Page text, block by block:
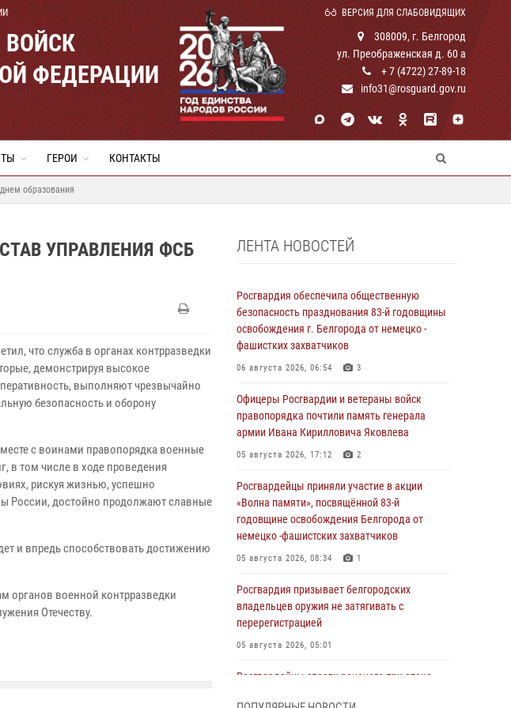
ВЕРСИЯ ДЛЯ СЛАБОВИДЯЩИХ
ФЕДЕРАЦИИ
308009, г. Белгород
ул. Преображенская д. 60 а
+ 7 (4722) 27-89-18
info31@rosguard.gov.ru
ГЕРОИ КОНТАКТЫ
образования
УПРАВЛЕНИЯ ФСБ
что служба в органах контрразведки
демонстрируя высокое
выполняют чрезвычайно
безопасность и оборону
с воинами правопорядка военные
в том числе в ходе проведения
рискуя жизнью, успешно
России, достойно продолжают славные
и впредь способствовать достижению
органов военной контрразведки
Отечеству.
ЛЕНТА НОВОСТЕЙ
Росгвардия обеспечила общественную
безопасность празднования 83-й годовщины
освобождения г. Белгорода от немецко -
фашистких захватчиков
06 августа 2026, 06:54 3
Офицеры Росгвардии и ветераны войск
правопорядка почтили память генерала
армии Ивана Кирилловича Яковлева
05 августа 2026, 17:12 2
Росгвардейцы приняли участие в акции
«Волна памяти», посвящённой 83‑й
годовщине освобождения Белгорода от
немецко ‑фашистских захватчиков
05 августа 2026, 08:34 1
Росгвардия призывает белгородских
владельцев оружия не затягивать с
перерегистрацией
05 августа 2026, 05:01
Росгвардейцы спасли раненого при атаке